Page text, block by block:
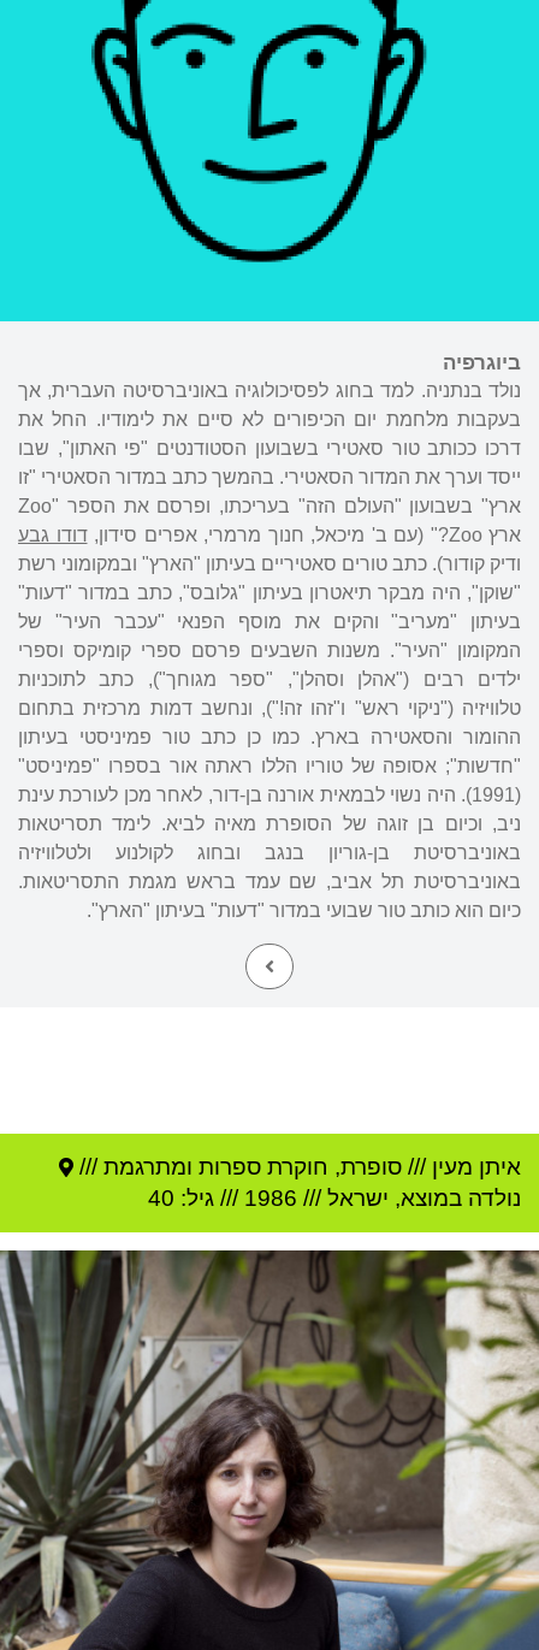
ביוגרפיה
נולד בנתניה. למד בחוג לפסיכולוגיה באוניברסיטה העברית, אך
בעקבות מלחמת יום הכיפורים לא סיים את לימודיו. החל את
דרכו ככותב טור סאטירי בשבועון הסטודנטים "פי האתון", שבו
ייסד וערך את המדור הסאטירי. בהמשך כתב במדור הסאטירי "זו
ארץ" בשבועון "העולם הזה" בעריכתו, ופרסם את הספר "Zoo
ארץ Zoo?" (עם ב' מיכאל, חנוך מרמרי, אפרים סידון,
דודו גבע
ודיק קודור). כתב טורים סאטיריים בעיתון "הארץ" ובמקומוני רשת
"שוקן", היה מבקר תיאטרון בעיתון "גלובס", כתב במדור "דעות"
בעיתון "מעריב" והקים את מוסף הפנאי "עכבר העיר" של
המקומון "העיר". משנות השבעים פרסם ספרי קומיקס וספרי
ילדים רבים ("אהלן וסהלן", "ספר מגוחך"), כתב לתוכניות
טלוויזיה ("ניקוי ראש" ו"זהו זה!"), ונחשב דמות מרכזית בתחום
ההומור והסאטירה בארץ. כמו כן כתב טור פמיניסטי בעיתון
"חדשות"; אסופה של טוריו הללו ראתה אור בספרו "פמיניסט"
(1991). היה נשוי לבמאית אורנה בן-דור, לאחר מכן לעורכת עינת
ניב, וכיום בן זוגה של הסופרת מאיה לביא. לימד תסריטאות
באוניברסיטת בן-גוריון בנגב ובחוג לקולנוע ולטלוויזיה
באוניברסיטת תל אביב, שם עמד בראש מגמת התסריטאות.
כיום הוא כותב טור שבועי במדור "דעות" בעיתון "הארץ".
איתן מעין /// סופרת, חוקרת ספרות ומתרגמת ///
נולדה במוצא, ישראל///
1986 /// גיל: 40